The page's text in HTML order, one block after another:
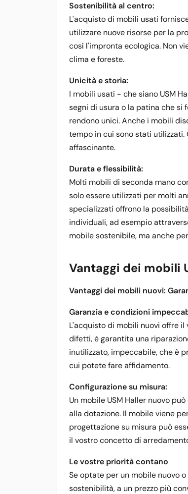
Sostenibilità al centro:
L'acquisto di mobili usati
utilizzare nuove risorse per la
così l'impronta ecologica. Non
clima e foreste.
Unicità e storia:
I mobili usati - che siano USM
segni di usura o la patina che si
rendono unici. Anche i mobili
tempo in cui sono stati
affascinante.
Durata e flessibilità:
Molti mobili di seconda mano
solo essere utilizzati per molti
specializzati offrono la
individuali, ad esempio
mobile sostenibile, ma anche
Vantaggi dei mobili
Vantaggi dei mobili nuovi:
Garanzia e condizioni
L'acquisto di mobili nuovi offre
difetti, è garantita una
inutilizzato, impeccabile, che è
cui potete fare affidamento.
Configurazione su misura:
Un mobile USM Haller nuovo
alla dotazione. Il mobile viene
progettazione su misura può
il vostro concetto di
Le vostre priorità contano
Se optate per un mobile nuovo
sostenibilità, a un prezzo più